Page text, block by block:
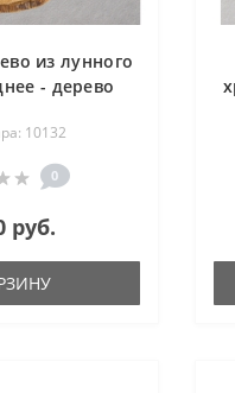
из лунного
- дерево
10132
0
руб.